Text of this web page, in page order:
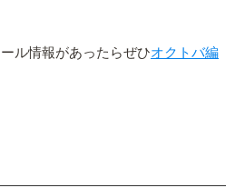
ル情報があったらぜひオクトバ編